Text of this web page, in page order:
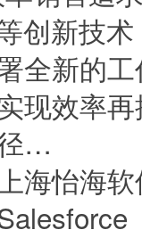
创新技
全新的
现效率
…
海怡海